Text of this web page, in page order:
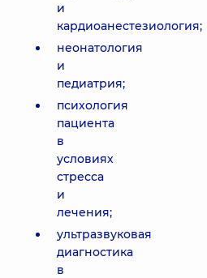
и
кардиоанестезиология;
неонатология
и
педиатрия;
психология
пациента
в
условиях
стресса
и
лечения;
ультразвуковая
диагностика
в